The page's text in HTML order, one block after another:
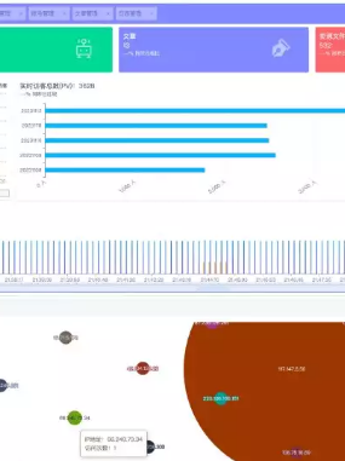
用户协议与隐